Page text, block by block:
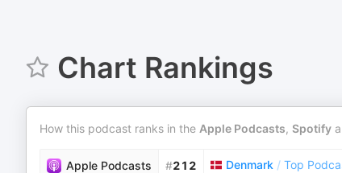
Chart Rankings
How this podcast ranks in the Apple Podcasts, Spotify
Apple Podcasts #212 Denmark / Top